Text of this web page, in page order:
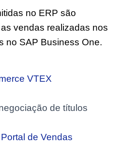
no ERP são
vendas realizadas nos
no SAP Business One.
VTEX
de títulos
de Vendas